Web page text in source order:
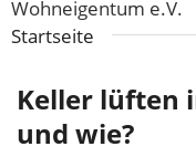
Startseite
Keller lüften
und wie?